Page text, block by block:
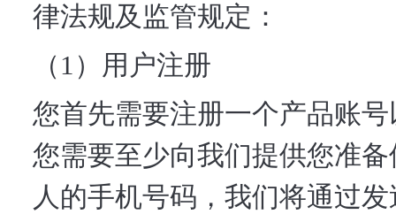
律法规及监管规定：
（1）用户注册
您首先需要注册一个产品账
您需要至少向我们提供您准
人的手机号码，我们将通过